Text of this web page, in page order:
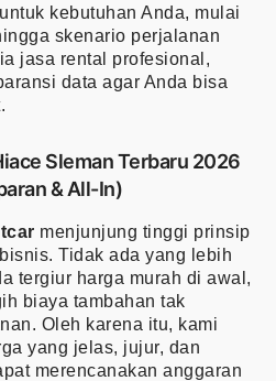
kebutuhan Anda, mulai
skenario perjalanan
jasa rental profesional,
data agar Anda bisa
Sleman Terbaru 2026
& All-In)
menjunjung tinggi prinsip
Tidak ada yang lebih
tergiur harga murah di awal,
biaya tambahan tak
Oleh karena itu, kami
yang jelas, jujur, dan
merencanakan anggaran